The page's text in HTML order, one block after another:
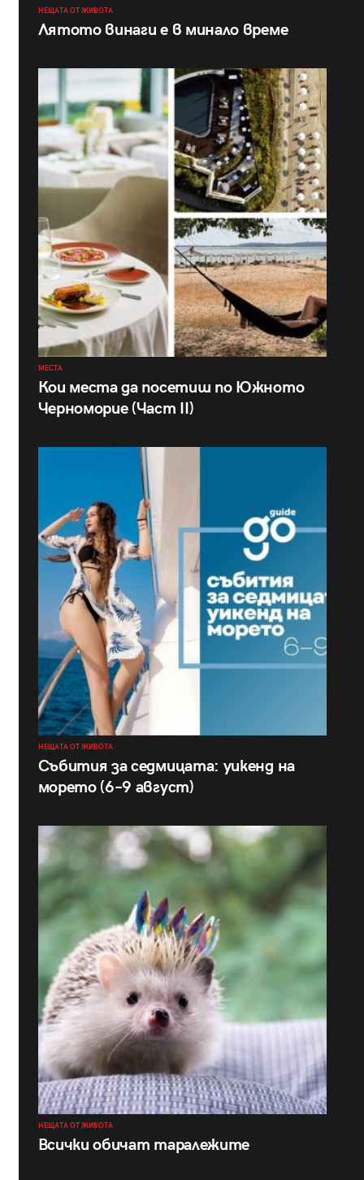
НЕЩАТА ОТ ЖИВОТА
Лятото винаги е в минало време
МЕСТА
Кои места да посетиш по Южното
Черноморие (Част II)
НЕЩАТА ОТ ЖИВОТА
Събития за седмицата: уикенд на
морето (6–9 август)
НЕЩАТА ОТ ЖИВОТА
Всички обичат таралежите